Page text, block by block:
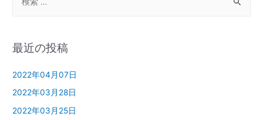
最近の投稿
2022年04月07日
2022年03月28日
2022年03月25日